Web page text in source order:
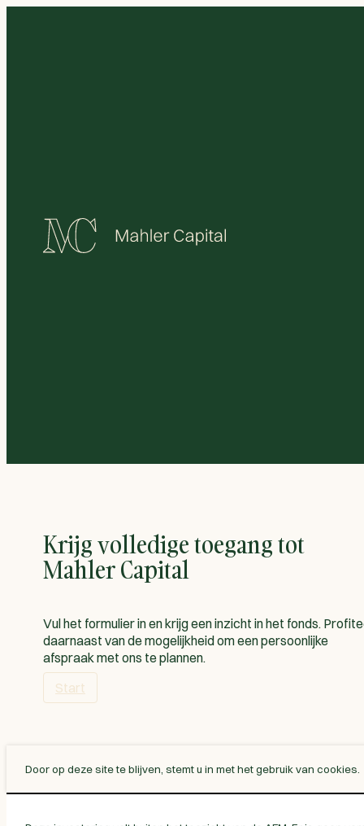
Krijg volledige toegang tot
Mahler Capital
Vul het formulier in en krijg een inzicht in het fonds.
daarnaast van de mogelijkheid om een persoonlijke
afspraak met ons te plannen.
Start
Door op deze site te blijven, stemt u in met het gebruik van cookies.